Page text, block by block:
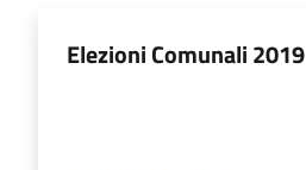
Elezioni Comunali 2019